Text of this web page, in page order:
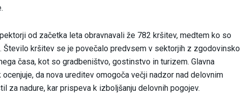
od začetka leta obravnavali že 782 kršitev, medtem ko so
Število kršitev se je povečalo predvsem v sektorjih z zgodovinsko
časa, kot so gradbeništvo, gostinstvo in turizem. Glavna
da nova ureditev omogoča večji nadzor nad delovnim
za nadure, kar prispeva k izboljšanju delovnih pogojev.